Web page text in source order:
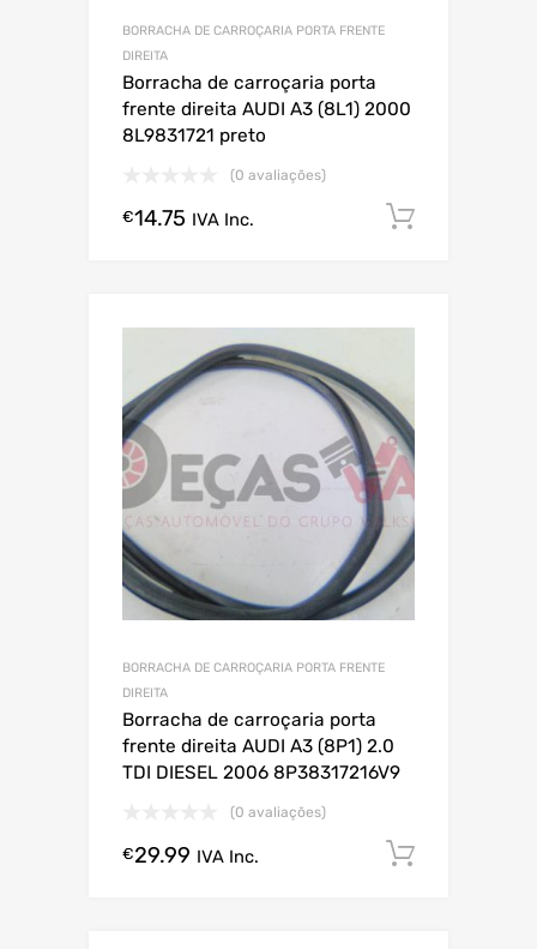
BORRACHA DE CARROÇARIA PORTA FRENTE
DIREITA
Borracha de carroçaria porta
frente direita AUDI A3 (8L1) 2000
8L9831721 preto
(0 avaliações)
€14.75 IVA Inc.
BORRACHA DE CARROÇARIA PORTA FRENTE
DIREITA
Borracha de carroçaria porta
frente direita AUDI A3 (8P1) 2.0
TDI DIESEL 2006 8P38317216V9
(0 avaliações)
€29.99 IVA Inc.